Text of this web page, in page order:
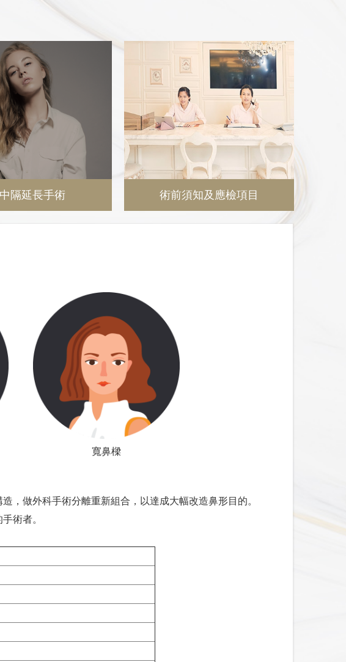
隔延長手術 術前須知及應檢項目
寬鼻樑
，做外科手術分離重新組合，以達成大幅改造鼻形目的。
術者。
肋軟骨
東方人經常量不足
支撐力比耳朵軟骨好
預付訂金者，微顏診所有權將日期轉讓其他手術者。
所接受其他醫療機構體檢報告，必須是三個月內，並符合
建議取消手術，或，暫緩手術，待三個月後重新檢驗，如
，含抗凝作用藥物或中藥，以及不明成分之營養補充食
需準備流質食品與兒童牙刷）
工具。